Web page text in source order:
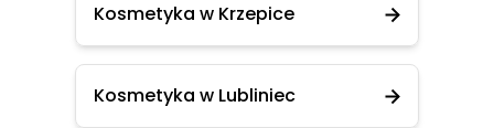
Kosmetyka w Krzepice
Kosmetyka w Lubliniec